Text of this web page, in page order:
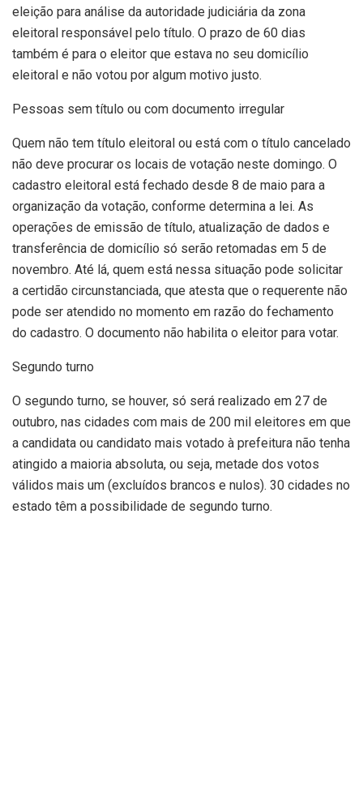
eleição para análise da autoridade judiciária da zona
eleitoral responsável pelo título. O prazo de 60 dias
também é para o eleitor que estava no seu domicílio
eleitoral e não votou por algum motivo justo.
Pessoas sem título ou com documento irregular
Quem não tem título eleitoral ou está com o título cancelado
não deve procurar os locais de votação neste domingo. O
cadastro eleitoral está fechado desde 8 de maio para a
organização da votação, conforme determina a lei. As
operações de emissão de título, atualização de dados e
transferência de domicílio só serão retomadas em 5 de
novembro. Até lá, quem está nessa situação pode solicitar
a certidão circunstanciada, que atesta que o requerente não
pode ser atendido no momento em razão do fechamento
do cadastro. O documento não habilita o eleitor para votar.
Segundo turno
O segundo turno, se houver, só será realizado em 27 de
outubro, nas cidades com mais de 200 mil eleitores em que
a candidata ou candidato mais votado à prefeitura não tenha
atingido a maioria absoluta, ou seja, metade dos votos
válidos mais um (excluídos brancos e nulos). 30 cidades no
estado têm a possibilidade de segundo turno.